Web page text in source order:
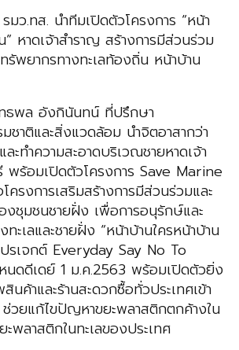
ว.ทส. นำทีมเปิดตัวโครงการ “หน้า
” หาดเจ้าสำราญ สร้างการมีส่วนร่วม
รัพยากรทางทะเลท้องถิ่น หน้าบ้าน
ธพล อังกินันทน์ ที่ปรึกษา
ชาติและสิ่งแวดล้อม นำจิตอาสากว่า
ะทำความสะอาดบริเวณชายหาดเจ้า
พร้อมเปิดตัวโครงการ Save Marine
รงการเสริมสร้างการมีส่วนร่วมและ
ชุมชนชายฝั่ง เพื่อการอนุรักษ์และ
ะเลและชายฝั่ง “หน้าบ้านใครหน้าบ้าน
รเจกต์ Everyday Say No To
นดดีเดย์ 1 ม.ค.2563 พร้อมเปิดตัวยิ่ง
ค้าและร้านสะดวกซื้อทั่วประเทศเข้า
วยแก้ไขปัญหาขยะพลาสติกตกค้างใน
พลาสติกในทะเลของประเทศ